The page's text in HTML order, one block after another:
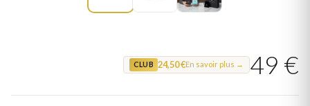
CLUB 24,50 €En savoir plus → 49 €